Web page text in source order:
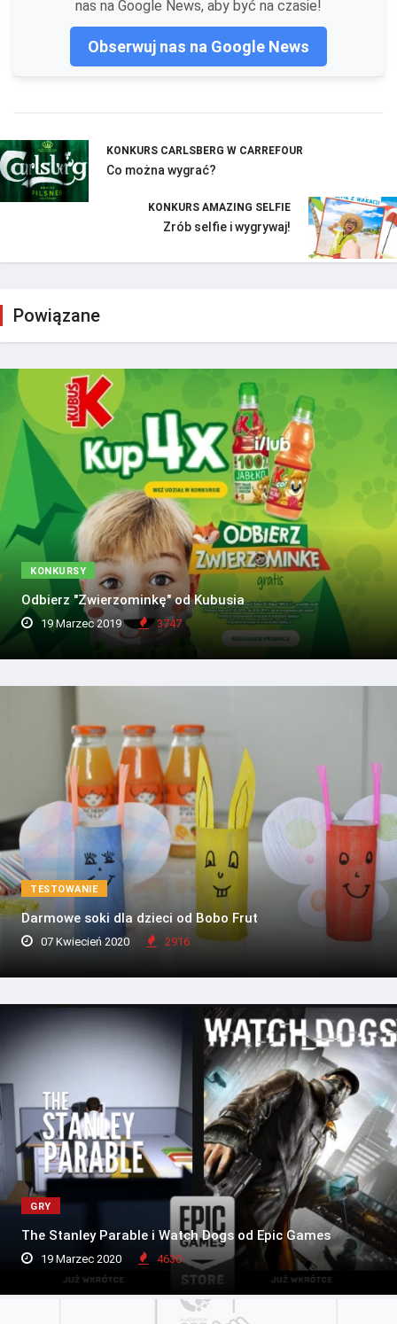
nas na Google News, aby być na czasie!
Obserwuj nas na Google News
KONKURS CARLSBERG W CARREFOUR
Co można wygrać?
KONKURS AMAZING SELFIE
Zrób selfie i wygrywaj!
Powiązane
KONKURSY
Odbierz "Zwierzominkę" od Kubusia
19 Marzec 2019 3747
TESTOWANIE
Darmowe soki dla dzieci od Bobo Frut
07 Kwiecień 2020 2916
GRY
The Stanley Parable i Watch Dogs od Epic Games
19 Marzec 2020 4630